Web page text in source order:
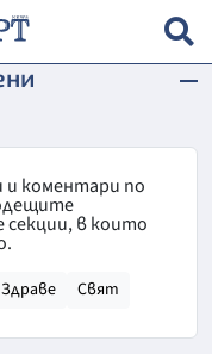
и коментари по
в които
Здраве Свят